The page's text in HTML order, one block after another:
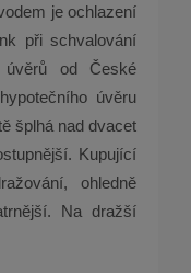
je ochlazení
při schvalování
úvěrů od České
úvěru
šplhá nad dvacet
Kupující
ohledně
Na dražší